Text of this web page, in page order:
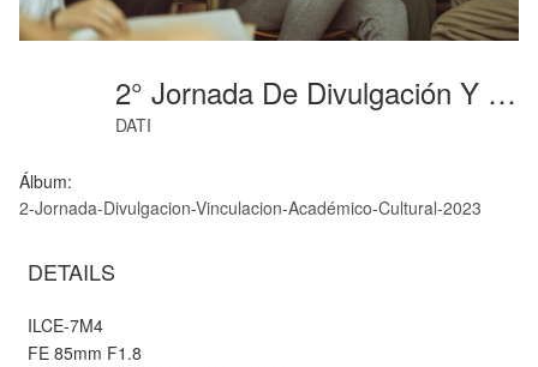
2° Jornada De Divulgación Y Vinculación AcadémicoCultural Ingeniería Agronómica (91)
DATI
Álbum:
2-Jornada-Divulgacion-Vinculacion-Académico-Cultural-2023
DETAILS
ILCE-7M4
FE 85mm F1.8